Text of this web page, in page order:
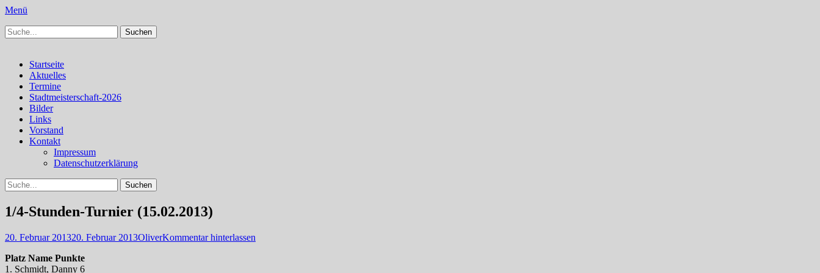
Menü
Schachfreunde Bürstadt
Schachfreunde im Web
Suchen
nach:
Primäres
Menü
Zum
Inhalt
springen
Startseite
Aktuelles
Termine
Stadtmeisterschaft-2026
Bilder
Links
Vorstand
Kontakt
Impressum
Datenschutzerklärung
Suchen
Suchen
nach:
1/4-Stunden-Turnier (15.02.2013)
Veröffentlicht
20. Februar 201320. Februar 2013Autor
OliverKommentar hinterlassen
Platz Name Punkte
1. Schmidt, Danny 6